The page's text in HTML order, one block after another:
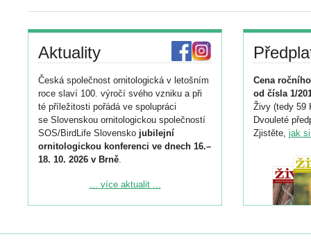
Aktuality
Česká společnost ornitologická v letošním
roce slaví 100. výročí svého vzniku a při
té příležitosti pořádá ve spolupráci
se Slovenskou ornitologickou společností
SOS/BirdLife Slovensko jubilejní
ornitologickou konferenci ve dnech 16.–
18. 10. 2026 v Brně.
Podrobnější informace ke konferenci
Registrovat se můžete do 6. září.
... více aktualit ...
Cena
od čísla 1/
Živy (tedy 59
Dvouleté
Zjistěte, jak